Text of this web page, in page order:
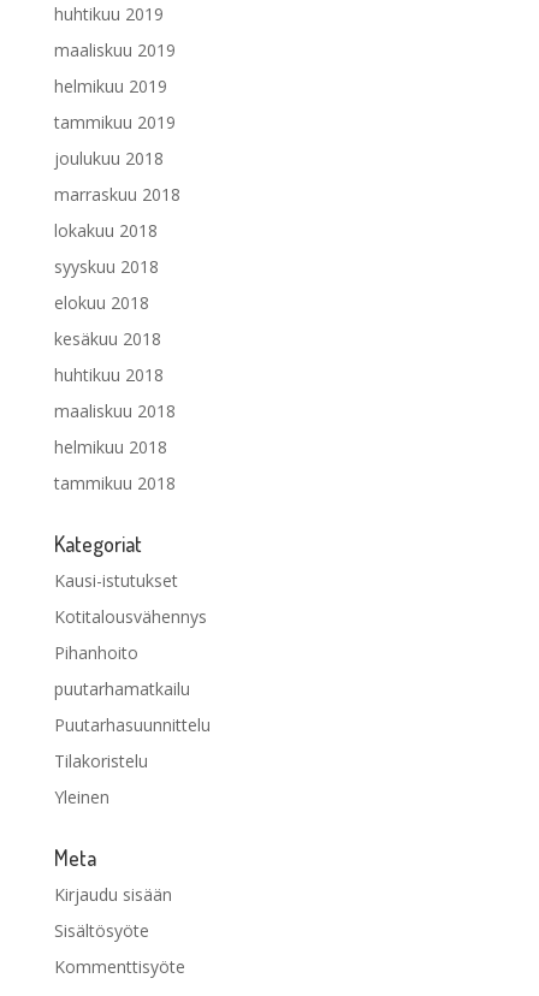
huhtikuu 2019
maaliskuu 2019
helmikuu 2019
tammikuu 2019
joulukuu 2018
marraskuu 2018
lokakuu 2018
syyskuu 2018
elokuu 2018
kesäkuu 2018
huhtikuu 2018
maaliskuu 2018
helmikuu 2018
tammikuu 2018
Kategoriat
Kausi-istutukset
Kotitalousvähennys
Pihanhoito
puutarhamatkailu
Puutarhasuunnittelu
Tilakoristelu
Yleinen
Meta
Kirjaudu sisään
Sisältösyöte
Kommenttisyöte